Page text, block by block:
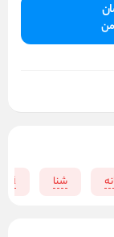
شنا